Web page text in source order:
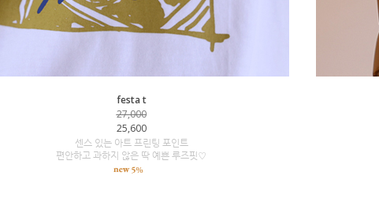
festa t
27,000
25,600
센스 있는 아트 프린팅 포인트
편안하고 과하지 않은 딱 예쁜 루즈핏♡